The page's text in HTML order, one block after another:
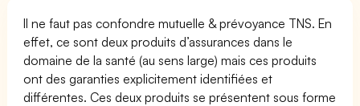
Il ne faut pas confondre mutuelle & prévoyance TNS. En
effet, ce sont deux produits d’assurances dans le
domaine de la santé (au sens large) mais ces produits
ont des garanties explicitement identifiées et
différentes. Ces deux produits se présentent sous forme